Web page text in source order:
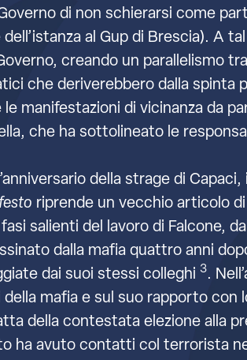
di non schierarsi come
al Gup di Brescia). A
creando un parallelismo
che deriverebbero dalla spinta
manifestazioni di vicinanza da
che ha sottolineato le
della strage di
riprende un vecchio articolo
salienti del lavoro di Falcone,
dalla mafia quattro anni
dai suoi stessi colleghi 3.
mafia e sul suo rapporto con
della contestata elezione alla
ha avuto contatti col terrorista